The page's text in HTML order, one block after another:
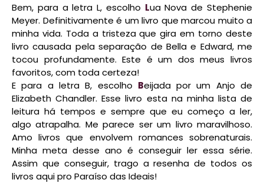
Bem, para a letra L, escolho Lua Nova de Stephenie
Meyer. Definitivamente é um livro que marcou muito a
minha vida. Toda a tristeza que gira em torno deste
livro causada pela separação de Bella e Edward, me
tocou profundamente. Este é um dos meus livros
favoritos, com toda certeza!
E para a letra B, escolho Beijada por um Anjo de
Elizabeth Chandler. Esse livro esta na minha lista de
leitura há tempos e sempre que eu começo a ler,
algo atrapalha. Me parece ser um livro maravilhoso.
Amo livros que envolvem romances sobrenaturais.
Minha meta desse ano é conseguir ler essa série.
Assim que conseguir, trago a resenha de todos os
livros aqui pro Paraíso das Ideais!